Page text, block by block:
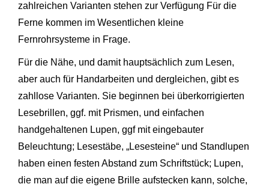
zahlreichen Varianten stehen zur Verfügung Für die
Ferne kommen im Wesentlichen kleine
Fernrohrsysteme in Frage.
Für die Nähe, und damit hauptsächlich zum Lesen,
aber auch für Handarbeiten und dergleichen, gibt es
zahllose Varianten. Sie beginnen bei überkorrigierten
Lesebrillen, ggf. mit Prismen, und einfachen
handgehaltenen Lupen, ggf mit eingebauter
Beleuchtung; Lesestäbe, „Lesesteine“ und Standlupen
haben einen festen Abstand zum Schriftstück; Lupen,
die man auf die eigene Brille aufstecken kann, solche,